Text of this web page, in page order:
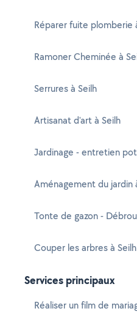
Réparer fuite plomberie
Ramoner Cheminée à
Serrures à Seilh
Artisanat d'art à Seilh
Jardinage - entretien
Aménagement du jardin
Tonte de gazon -
Couper les arbres à Seilh
Services principaux
Réaliser un film de